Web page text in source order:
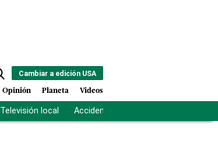
Cambiar a edición USA
Opinión Planeta Videos
Televisión local Accidente Los Ríos